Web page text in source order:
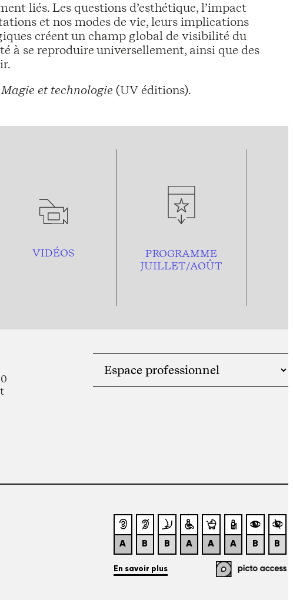
liés. Les questions d’esthétique, l’impact
et nos modes de vie, leurs implications
créent un champ global de visibilité du
à se reproduire universellement, ainsi que des
Magie et technologie (UV éditions).
VIDÉOS
PROGRAMME
JUILLET/AOÛT